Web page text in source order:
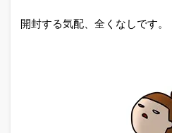
開封する気配、全くなしです。